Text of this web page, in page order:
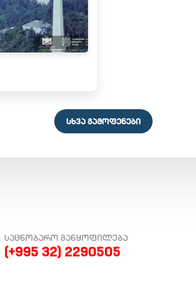
ᲡᲮᲕᲐ ᲒᲐᲛᲝᲤᲔᲜᲔᲑᲘ
ᲡᲐᲪᲜᲝᲑᲐᲠᲝ ᲒᲐᲜᲧᲝᲤᲘᲚᲔᲑᲐ
(+995 32) 2290505